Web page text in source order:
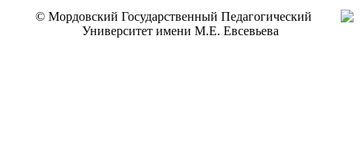
© Мордовский Государственный Педагогический
Университет имени М.Е. Евсевьева